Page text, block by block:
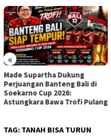
«
Handball Bali Juara Kejurnas
U-19 2026, Regenerasi Atlet
Muda Mulai Berbuah Prestasi
TAG: TANAH BISA TURUN